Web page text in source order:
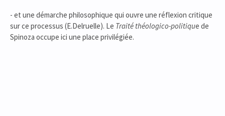
- et une démarche philosophique qui ouvre une réflexion critique
sur ce processus (E.Delruelle). Le Traité théologico-politique de
Spinoza occupe ici une place privilégiée.